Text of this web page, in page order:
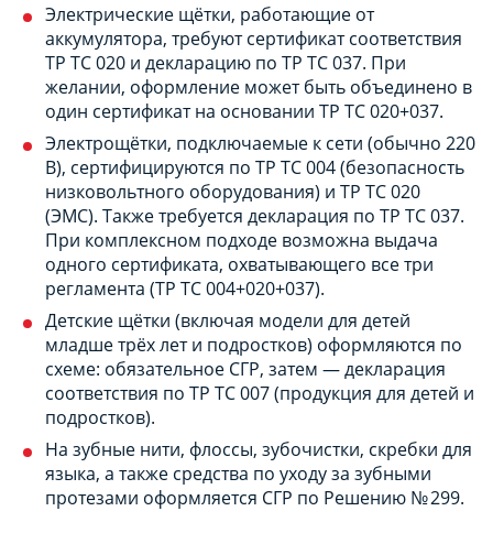
Электрические щётки, работающие от
аккумулятора, требуют сертификат соответствия
ТР ТС 020 и декларацию по ТР ТС 037. При
желании, оформление может быть объединено в
один сертификат на основании ТР ТС 020+037.
Электрощётки, подключаемые к сети (обычно 220
В), сертифицируются по ТР ТС 004 (безопасность
низковольтного оборудования) и ТР ТС 020
(ЭМС). Также требуется декларация по ТР ТС 037.
При комплексном подходе возможна выдача
одного сертификата, охватывающего все три
регламента (ТР ТС 004+020+037).
Детские щётки (включая модели для детей
младше трёх лет и подростков) оформляются по
схеме: обязательное СГР, затем — декларация
соответствия по ТР ТС 007 (продукция для детей и
подростков).
На зубные нити, флоссы, зубочистки, скребки для
языка, а также средства по уходу за зубными
протезами оформляется СГР по Решению № 299.